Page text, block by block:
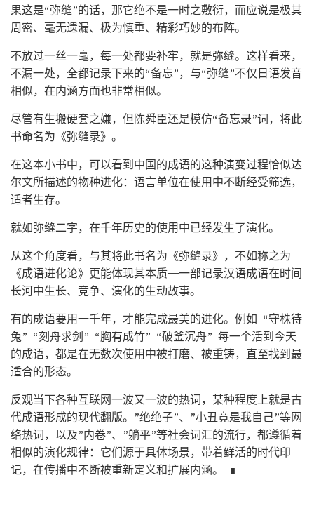
果这是“弥缝”的话，那它绝不是一时之敷衍，而应说是极其
周密、毫无遗漏、极为慎重、精彩巧妙的布阵。
不放过一丝一毫，每一处都要补牢，就是弥缝。这样看来，
不漏一处，全都记录下来的“备忘”，与“弥缝”不仅日语发音
相似，在内涵方面也非常相似。
尽管有生搬硬套之嫌，但陈舜臣还是模仿“备忘录”词，将此
书命名为《弥缝录》。
在这本小书中，可以看到中国的成语的这种演变过程恰似达
尔文所描述的物种进化：语言单位在使用中不断经受筛选，
适者生存。
就如弥缝二字，在千年历史的使用中已经发生了演化。
从这个角度看，与其将此书名为《弥缝录》，不如称之为
《成语进化论》更能体现其本质——一部记录汉语成语在时间
长河中生长、竞争、演化的生动故事。
有的成语要用一千年，才能完成最美的进化。例如 “守株待
兔” “刻舟求剑” “胸有成竹” “破釜沉舟” 每一个活到今天
的成语，都是在无数次使用中被打磨、被重铸，直至找到最
适合的形态。
反观当下各种互联网一波又一波的热词，某种程度上就是古
代成语形成的现代翻版。”绝绝子”、”小丑竟是我自己”等网
络热词，以及”内卷”、”躺平”等社会词汇的流行，都遵循着
相似的演化规律：它们源于具体场景，带着鲜活的时代印
记，在传播中不断被重新定义和扩展内涵。 ∎